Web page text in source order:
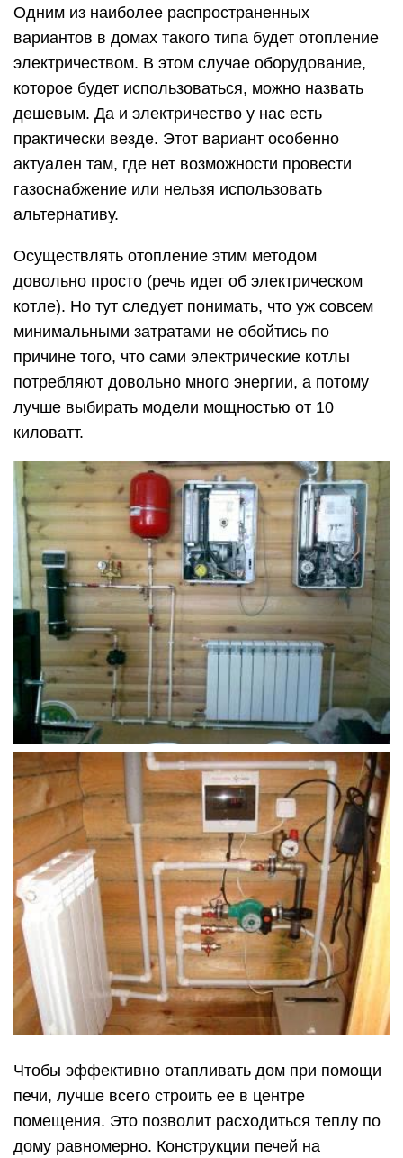
Одним из наиболее распространенных
вариантов в домах такого типа будет отопление
электричеством. В этом случае оборудование,
которое будет использоваться, можно назвать
дешевым. Да и электричество у нас есть
практически везде. Этот вариант особенно
актуален там, где нет возможности провести
газоснабжение или нельзя использовать
альтернативу.
Осуществлять отопление этим методом
довольно просто (речь идет об электрическом
котле). Но тут следует понимать, что уж совсем
минимальными затратами не обойтись по
причине того, что сами электрические котлы
потребляют довольно много энергии, а потому
лучше выбирать модели мощностью от 10
киловатт.
Чтобы эффективно отапливать дом при помощи
печи, лучше всего строить ее в центре
помещения. Это позволит расходиться теплу по
дому равномерно. Конструкции печей на